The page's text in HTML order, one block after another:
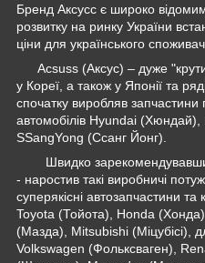
Бренд Аксусс є широко відомим
розвитку на ринку України
ціни для українського
Acsuss (Аксус) – дуже
у Кореї, а також у Японії та
спочатку виробляв запчастини
автомобілів Hyundai
SSangYong (Ссанг Йонг).
Швидко зарекомендувавши
- наростив такі виробничі
суперякісні автозапчастини
Toyota (Тойота), Honda
(Мазда), Mitsubishi (Міцубісі),
Volkswagen (Фольксваген),